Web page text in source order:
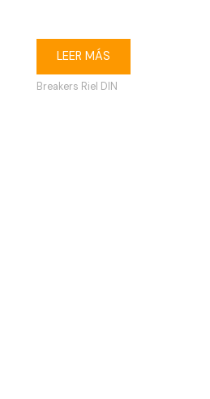
LEER MÁS
Breakers Riel DIN